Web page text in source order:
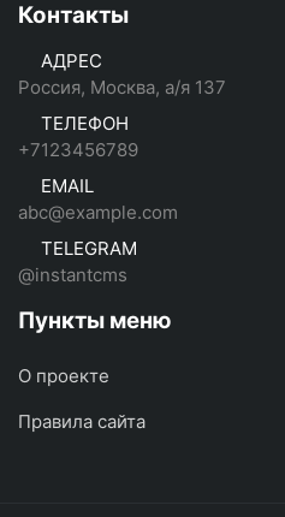
Контакты
АДРЕС
Россия, Москва, а/я 137
ТЕЛЕФОН
+7123456789
EMAIL
abc@example.com
TELEGRAM
@instantcms
Пункты меню
О проекте
Правила сайта